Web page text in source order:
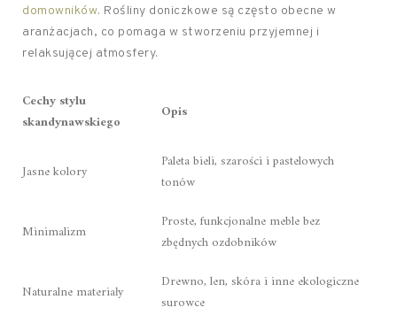
domowników. Rośliny doniczkowe są często obecne w
aranżacjach, co pomaga w stworzeniu przyjemnej i
relaksującej atmosfery.
Cechy stylu
skandynawskiego
Opis
Jasne kolory
Paleta bieli, szarości i pastelowych
tonów
Minimalizm
Proste, funkcjonalne meble bez
zbędnych ozdobników
Naturalne materiały
Drewno, len, skóra i inne ekologiczne
surowce